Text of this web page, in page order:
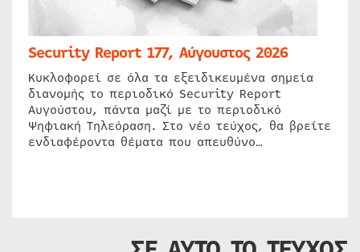
Security Report 177, Αύγουστος 2026
Κυκλοφορεί σε όλα τα εξειδικευμένα σημεία
διανομής το περιοδικό Security Report
Αυγούστου, πάντα μαζί με το περιοδικό
Ψηφιακή Τηλεόραση. Στο νέο τεύχος, θα βρείτε
ενδιαφέροντα θέματα που απευθύνο…